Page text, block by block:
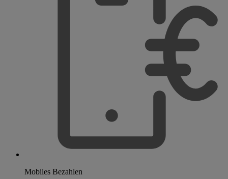
Mobiles Bezahlen